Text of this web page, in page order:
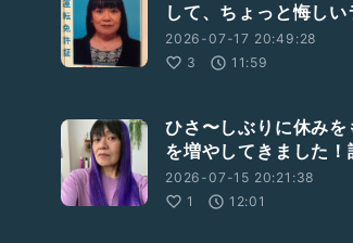
して、ちょっと悔し
2026-07-17 20:49:28
3
11:59
ひさ〜しぶりに休み
を増やしてきました
2026-07-15 20:21:38
1
12:01